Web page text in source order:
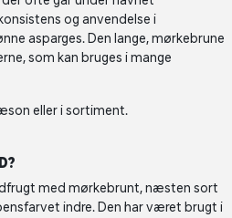
og anvendelse i
asparges. Den lange, mørkebrune
som kan bruges i mange
eller i sortiment.
med mørkebrunt, næsten sort
indre. Den har været brugt i